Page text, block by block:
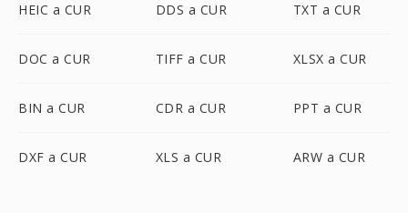
HEIC a CUR DDS a CUR TXT a CUR
DOC a CUR TIFF a CUR XLSX a CUR
BIN a CUR CDR a CUR PPT a CUR
DXF a CUR XLS a CUR ARW a CUR